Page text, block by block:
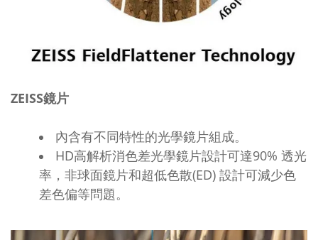
ZEISS鏡片
內含有不同特性的光學鏡片組成。
HD高解析消色差光學鏡片設計可達90% 透光
率，非球面鏡片和超低色散(ED) 設計可減少色
差色偏等問題。